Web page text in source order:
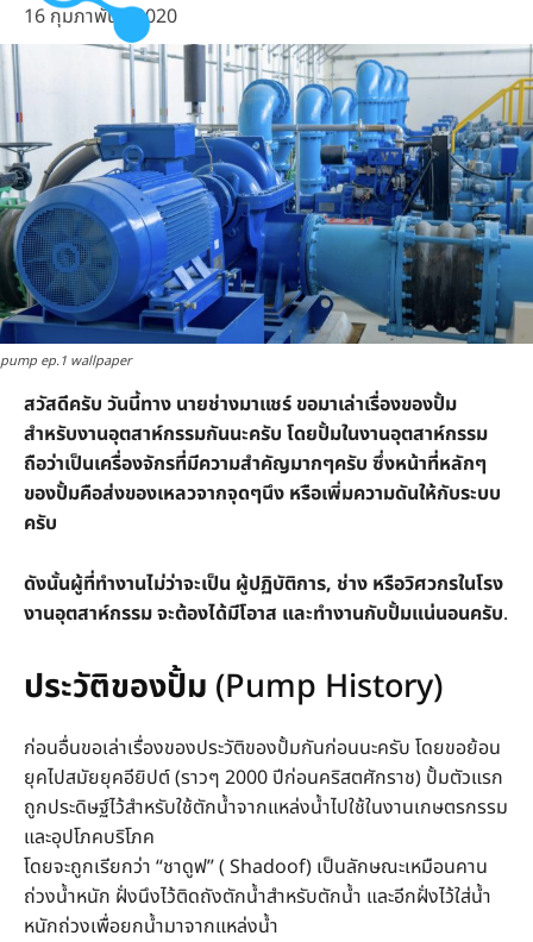
16 กุมภาพันธ์ 2020
pump ep.1 wallpaper
สวัสดีครับ วันนี้ทาง นายช่างมาแชร์ ขอมาเล่าเรื่องของปั้ม
สำหรับงานอุตสาห์กรรมกันนะครับ โดยปั้มในงานอุตสาห์กรรม
ถือว่าเป็นเครื่องจักรที่มีความสำคัญมากๆครับ ซึ่งหน้าที่หลักๆ
ของปั้มคือส่งของเหลวจากจุดๆนึง หรือเพิ่มความดันให้กับระบบ
ครับ
ดังนั้นผู้ที่ทำงานไม่ว่าจะเป็น ผู้ปฏิบัติการ, ช่าง หรือวิศวกรในโรง
งานอุตสาห์กรรม จะต้องได้มีโอาส และทำงานกับปั้มแน่นอนครับ.
ประวัติของปั้ม (Pump History)
ก่อนอื่นขอเล่าเรื่องของประวัติของปั้มกันก่อนนะครับ โดยขอย้อน
ยุคไปสมัยยุคอียิปต์ (ราวๆ 2000 ปีก่อนคริสตศักราช) ปั้มตัวแรก
ถูกประดิษฐ์ไว้สำหรับใช้ตักน้ำจากแหล่งน้ำไปใช้ในงานเกษตรกรรม
และอุปโภคบริโภค
โดยจะถูกเรียกว่า “ชาดูฟ” ( Shadoof) เป็นลักษณะเหมือนคาน
ถ่วงน้ำหนัก ฝั่งนึงไว้ติดถังตักน้ำสำหรับตักน้ำ และอีกฝั่งไว้ใส่น้ำ
หนักถ่วงเพื่อยกน้ำมาจากแหล่งน้ำ